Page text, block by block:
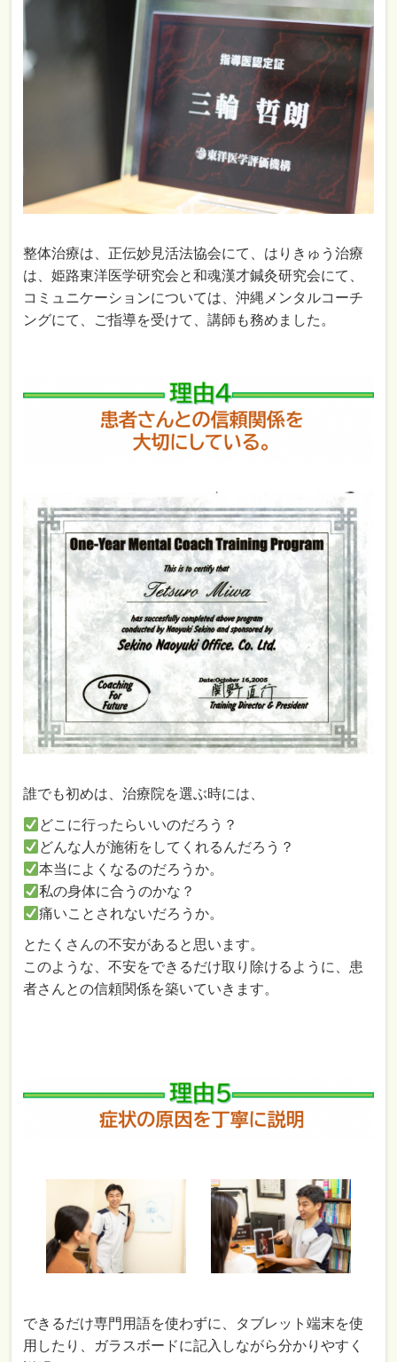
整体治療は、正伝妙見活法協会にて、はりきゅう治療
は、姫路東洋医学研究会と和魂漢才鍼灸研究会にて、
コミュニケーションについては、沖縄メンタルコーチ
ングにて、ご指導を受けて、講師も務めました。
誰でも初めは、治療院を選ぶ時には、
どこに行ったらいいのだろう？
どんな人が施術をしてくれるんだろう？
本当によくなるのだろうか。
私の身体に合うのかな？
痛いことされないだろうか。
とたくさんの不安があると思います。
このような、不安をできるだけ取り除けるように、患
者さんとの信頼関係を築いていきます。
できるだけ専門用語を使わずに、タブレット端末を使
用したり、ガラスボードに記入しながら分かりやすく